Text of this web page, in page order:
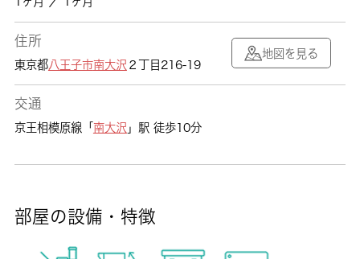
住所
東京都八王子市南大沢 ２丁目216-19
地図を見る
交通
京王相模原線「 南大沢 」駅 徒歩10分
部屋の設備・特徴